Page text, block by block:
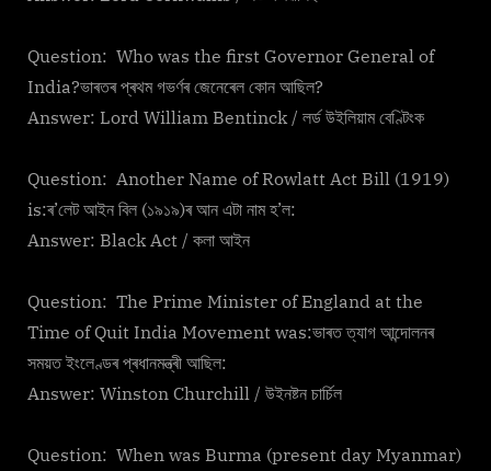
Question: Who was the first Governor General of
India?ভাৰতৰ প্ৰথম গভৰ্ণৰ জেনেৰেল কোন আছিল?
Answer: Lord William Bentinck / লৰ্ড উইলিয়াম বেণ্টিংক
Question: Another Name of Rowlatt Act Bill (1919)
is:ৰ’লেট আইন বিল (১৯১৯)ৰ আন এটা নাম হ’ল:
Answer: Black Act / কলা আইন
Question: The Prime Minister of England at the
Time of Quit India Movement was:ভাৰত ত্যাগ আন্দোলনৰ
সময়ত ইংলেণ্ডৰ প্ৰধানমন্ত্ৰী আছিল:
Answer: Winston Churchill / উইনষ্টন চাৰ্চিল
Question: When was Burma (present day Myanmar)